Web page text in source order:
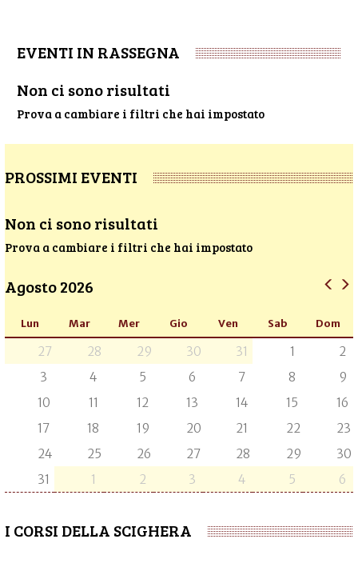
EVENTI IN RASSEGNA
Non ci sono risultati
Prova a cambiare i filtri che hai impostato
PROSSIMI EVENTI
Non ci sono risultati
Prova a cambiare i filtri che hai impostato
Agosto 2026
Lun Mar Mer Gio Ven Sab Dom
27 28 29 30 31 1
2
3
4 5 6 7 8
9
10
11 12 13 14 15
16
17
18 19 20 21 22
23
24
25 26 27 28 29
30
31
1 2 3 4 5 6
I CORSI DELLA SCIGHERA